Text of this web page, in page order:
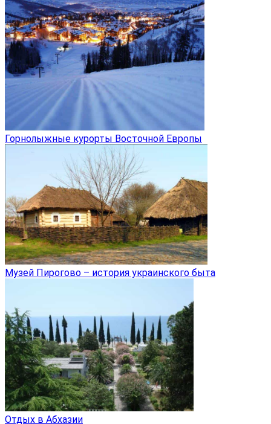
Горнолыжные курорты Восточной Европы
Музей Пирогово – история украинского быта
Отдых в Абхазии